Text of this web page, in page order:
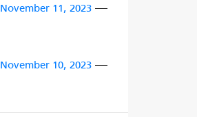
— Lionel Bopage (@Leonine111)
November 11, 2023
— A Working Class Rebel (@Marvscouncil)
November 10, 2023